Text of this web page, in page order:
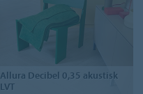
Allura Decibel 0,35 akustisk
LVT